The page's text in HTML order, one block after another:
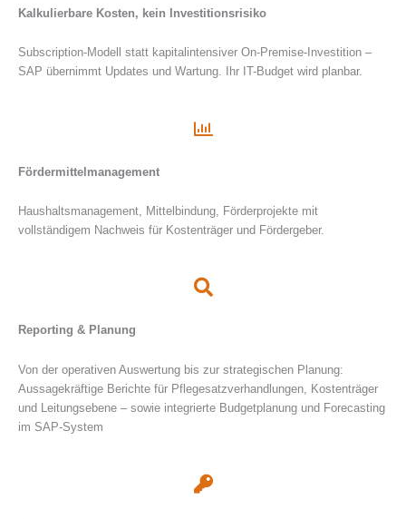
Kalkulierbare Kosten, kein Investitionsrisiko
Subscription-Modell statt kapitalintensiver On-Premise-Investition –
SAP übernimmt Updates und Wartung. Ihr IT-Budget wird planbar.
Fördermittelmanagement
Haushaltsmanagement, Mittelbindung, Förderprojekte mit
vollständigem Nachweis für Kostenträger und Fördergeber.
Reporting & Planung
Von der operativen Auswertung bis zur strategischen Planung:
Aussagekräftige Berichte für Pflegesatzverhandlungen, Kostenträger
und Leitungsebene – sowie integrierte Budgetplanung und Forecasting
im SAP-System